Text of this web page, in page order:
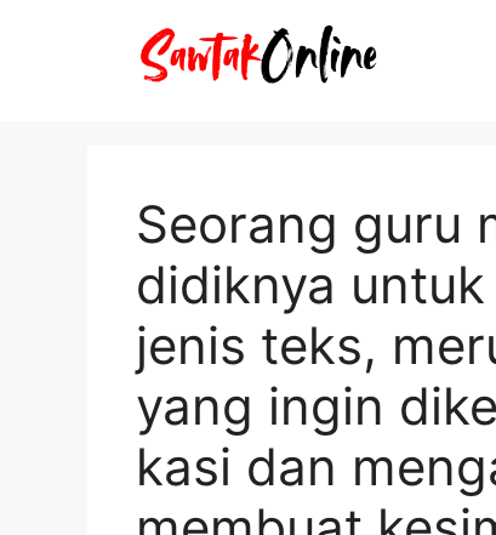
Seorang guru
didiknya
jenis teks,
yang ingin
kasi dan